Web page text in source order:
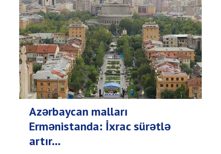
Azərbaycan malları
Ermənistanda: İxrac sürətlə
artır...